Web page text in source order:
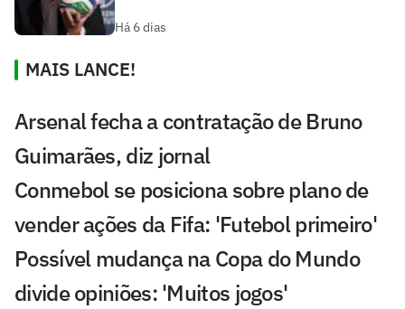
Há 6 dias
MAIS LANCE!
Arsenal fecha a contratação de Bruno
Guimarães, diz jornal
Conmebol se posiciona sobre plano de
vender ações da Fifa: 'Futebol primeiro'
Possível mudança na Copa do Mundo
divide opiniões: 'Muitos jogos'